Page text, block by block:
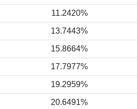
11.2420%
13.7443%
15.8664%
17.7977%
19.2959%
20.6491%